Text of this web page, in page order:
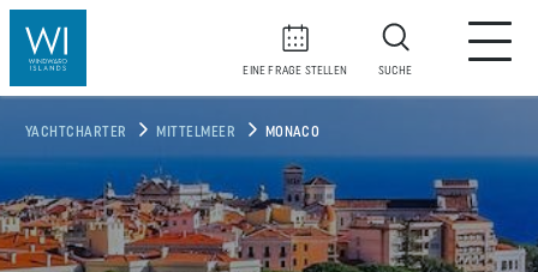
EINE FRAGE STELLEN SUCHE
YACHTCHARTER MITTELMEER MONACO